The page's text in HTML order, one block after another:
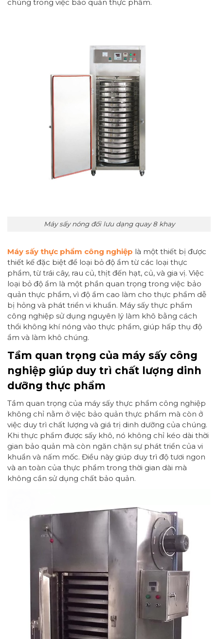
chúng trong việc bảo quản thực phẩm.
Máy sấy nóng đối lưu dạng quay 8 khay
Máy sấy thực phẩm công nghiệp là một thiết bị được
thiết kế đặc biệt để loại bỏ độ ẩm từ các loại thực
phẩm, từ trái cây, rau củ, thịt đến hạt, củ, và gia vị. Việc
loại bỏ độ ẩm là một phần quan trọng trong việc bảo
quản thực phẩm, vì độ ẩm cao làm cho thực phẩm dễ
bị hỏng và phát triển vi khuẩn. Máy sấy thực phẩm
công nghiệp sử dụng nguyên lý làm khô bằng cách
thổi không khí nóng vào thực phẩm, giúp hấp thụ độ
ẩm và làm khô chúng.
Tầm quan trọng của máy sấy công
nghiệp giúp duy trì chất lượng dinh
dưỡng thực phẩm
Tầm quan trọng của máy sấy thực phẩm công nghiệp
không chỉ nằm ở việc bảo quản thực phẩm mà còn ở
việc duy trì chất lượng và giá trị dinh dưỡng của chúng.
Khi thực phẩm được sấy khô, nó không chỉ kéo dài thời
gian bảo quản mà còn ngăn chặn sự phát triển của vi
khuẩn và nấm mốc. Điều này giúp duy trì độ tươi ngon
và an toàn của thực phẩm trong thời gian dài mà
không cần sử dụng chất bảo quản.